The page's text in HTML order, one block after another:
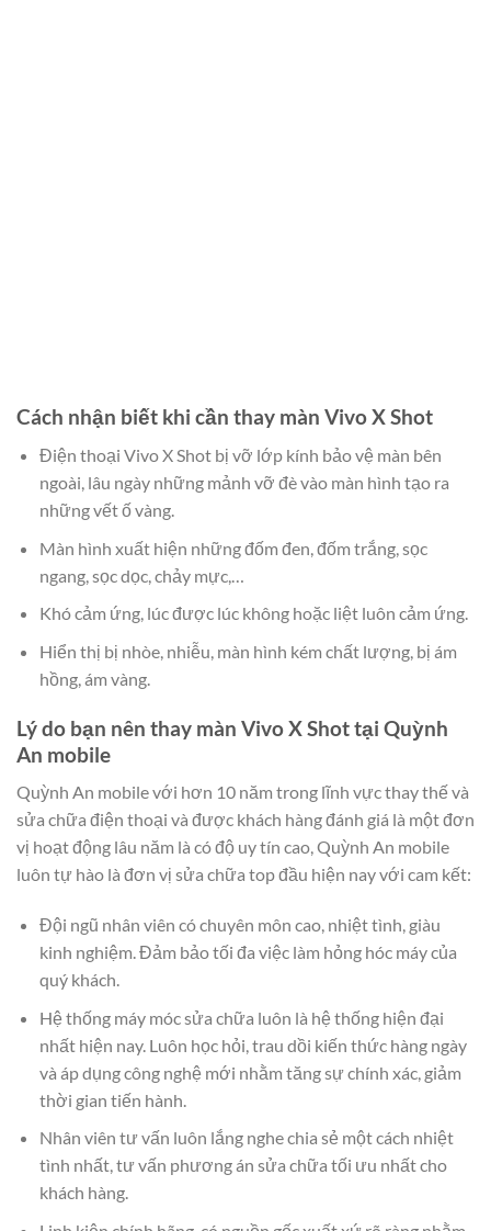
Cách nhận biết khi cần thay màn Vivo X Shot
Điện thoại Vivo X Shot bị vỡ lớp kính bảo vệ màn bên
ngoài, lâu ngày những mảnh vỡ đè vào màn hình tạo ra
những vết ố vàng.
Màn hình xuất hiện những đốm đen, đốm trắng, sọc
ngang, sọc dọc, chảy mực,…
Khó cảm ứng, lúc được lúc không hoặc liệt luôn cảm ứng.
Hiển thị bị nhòe, nhiễu, màn hình kém chất lượng, bị ám
hồng, ám vàng.
Lý do bạn nên thay màn Vivo X Shot tại Quỳnh
An mobile
Quỳnh An mobile với hơn 10 năm trong lĩnh vực thay thế và
sửa chữa điện thoại và được khách hàng đánh giá là một đơn
vị hoạt động lâu năm là có độ uy tín cao, Quỳnh An mobile
luôn tự hào là đơn vị sửa chữa top đầu hiện nay với cam kết:
Đội ngũ nhân viên có chuyên môn cao, nhiệt tình, giàu
kinh nghiệm. Đảm bảo tối đa việc làm hỏng hóc máy của
quý khách.
Hệ thống máy móc sửa chữa luôn là hệ thống hiện đại
nhất hiện nay. Luôn học hỏi, trau dồi kiến thức hàng ngày
và áp dụng công nghệ mới nhằm tăng sự chính xác, giảm
thời gian tiến hành.
Nhân viên tư vấn luôn lắng nghe chia sẻ một cách nhiệt
tình nhất, tư vấn phương án sửa chữa tối ưu nhất cho
khách hàng.